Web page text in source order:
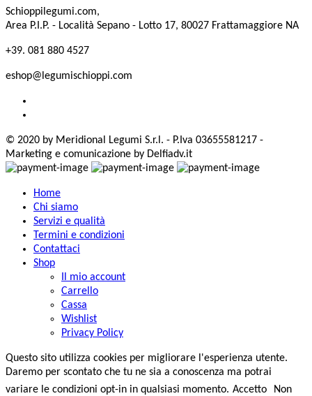
Schioppilegumi.com,
Area P.I.P. - Località Sepano - Lotto 17, 80027 Frattamaggiore NA
+39. 081 880 4527
eshop@legumischioppi.com
© 2020 by Meridional Legumi S.r.l. - P.Iva 03655581217 -
Marketing e comunicazione by Delfiadv.it
Home
Chi siamo
Servizi e qualità
Termini e condizioni
Contattaci
Shop
Il mio account
Carrello
Cassa
Wishlist
Privacy Policy
Questo sito utilizza cookies per migliorare l'esperienza utente.
Daremo per scontato che tu ne sia a conoscenza ma potrai
variare le condizioni opt-in in qualsiasi momento. Accetto
Non